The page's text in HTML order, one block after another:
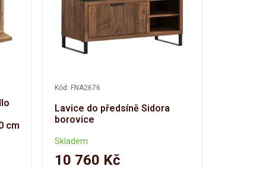
cm
Kód: FNA2676
Lavice do předsíně Sidora
borovice
Skladem
10 760 Kč